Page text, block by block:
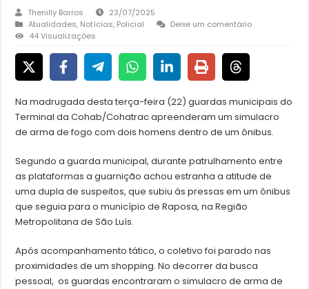
Thenilly Barros
23/07/2025
Atualidades, Notícias, Policial
Deixe um comentário
44 Visualizações
Na madrugada desta terça-feira (22) guardas municipais do
Terminal da Cohab/Cohatrac apreenderam um simulacro
de arma de fogo com dois homens dentro de um ônibus.
Segundo a guarda municipal, durante patrulhamento entre
as plataformas a guarnição achou estranha a atitude de
uma dupla de suspeitos, que subiu às pressas em um ônibus
que seguia para o município de Raposa, na Região
Metropolitana de São Luís.
Após acompanhamento tático, o coletivo foi parado nas
proximidades de um shopping. No decorrer da busca
pessoal, os guardas encontraram o simulacro de arma de